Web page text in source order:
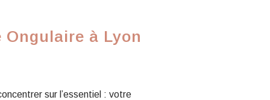
à Lyon
sur l’essentiel : votre